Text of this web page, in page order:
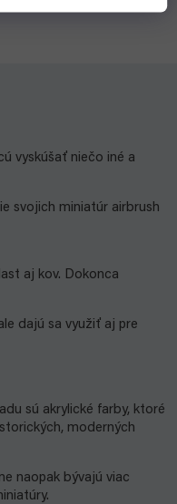
vyskúšať niečo iné a
svojich miniatúr airbrush
aj kov. Dokonca
dajú sa využiť aj pre
sú akrylické farby, ktoré
moderných
naopak bývajú viac